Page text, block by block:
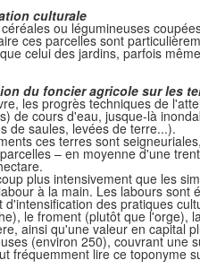
culturale
ou légumineuses
ces parcelles sont
celui des jardins, parfois
du foncier agricole sur les
les progrès techniques de
de cours d'eau, jusque-là
de saules, levées de terre...).
ces terres sont
– en moyenne d'une
plus intensivement que les
à la main. Les labours
des pratiques
le froment (plutôt que l'orge),
ainsi qu'une valeur en capital
(environ 250), couvrant une
fréquemment lire ce toponyme